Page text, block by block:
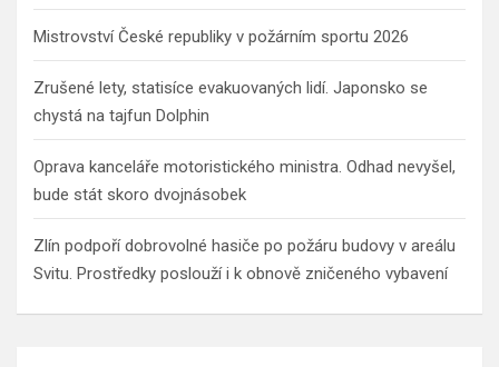
Mistrovství České republiky v požárním sportu 2026
Zrušené lety, statisíce evakuovaných lidí. Japonsko se
chystá na tajfun Dolphin
Oprava kanceláře motoristického ministra. Odhad nevyšel,
bude stát skoro dvojnásobek
Zlín podpoří dobrovolné hasiče po požáru budovy v areálu
Svitu. Prostředky poslouží i k obnově zničeného vybavení